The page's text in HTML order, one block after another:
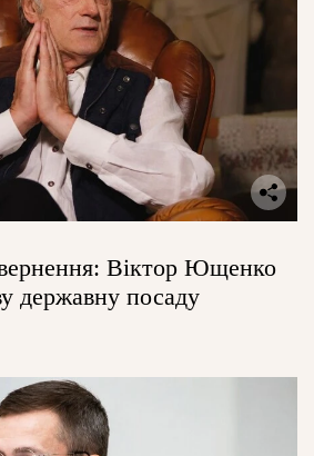
Віктор Ющенко
державну посаду